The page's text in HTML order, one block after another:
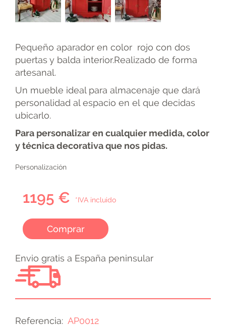
Pequeño aparador en color rojo con dos
puertas y balda interior.Realizado de forma
artesanal.
Un mueble ideal para almacenaje que dará
personalidad al espacio en el que decidas
ubicarlo.
Para personalizar en cualquier medida, color
y técnica decorativa que nos pidas.
Personalización
1195 € *IVA incluido
Comprar
Envio gratis a España peninsular
Referencia AP0012